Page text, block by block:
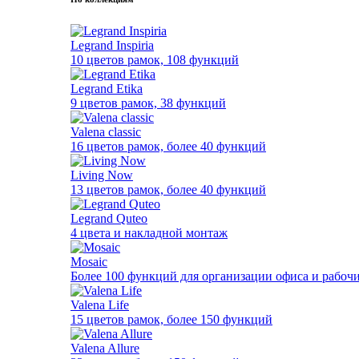
Legrand Inspiria
10 цветов рамок, 108 функций
Legrand Etika
9 цветов рамок, 38 функций
Valena classic
16 цветов рамок, более 40 функций
Living Now
13 цветов рамок, более 40 функций
Legrand Quteo
4 цвета и накладной монтаж
Mosaic
Более 100 функций для организации офиса и
Valena Life
15 цветов рамок, более 150 функций
Valena Allure